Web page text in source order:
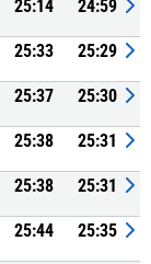
25:14 24:59
25:33 25:29
25:37 25:30
25:38 25:31
25:38 25:31
25:44 25:35